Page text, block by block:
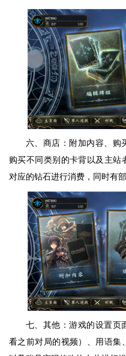
六、商店：附加内容、购
购买不同类别的卡背以及主站
对应的钻石进行消费，同时有
七、其他：游戏的设置页
看之前对局的视频）、用语集